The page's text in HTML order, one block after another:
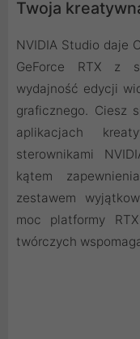
Twoja
NVIDIA Studio daje
GeForce RTX z
wydajność edycji
graficznego. Ciesz
aplikacjach
sterownikami
kątem
zestawem
moc platformy
twórczych